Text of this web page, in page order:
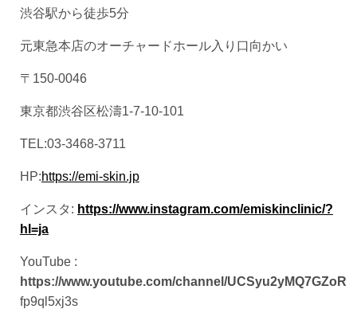
渋谷駅から徒歩5分
元東急本店のオーチャードホール入り口向かい
〒150-0046
東京都渋谷区松濤1-7-10-101
TEL:03-3468-3711
HP:https://emi-skin.jp
インスタ: https://www.instagram.com/emiskinclinic/?
hl=ja
YouTube :
https://www.youtube.com/channel/
fp9ql5xj3s